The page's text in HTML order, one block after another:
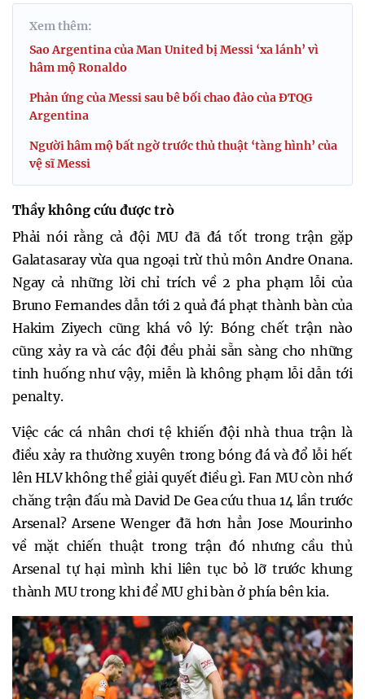
Xem thêm:
Sao Argentina của Man United bị Messi ‘xa lánh’ vì
hâm mộ Ronaldo
Phản ứng của Messi sau bê bối chao đảo của ĐTQG
Argentina
Người hâm mộ bất ngờ trước thủ thuật ‘tàng hình’ của
vệ sĩ Messi
Thầy không cứu được trò
Phải nói rằng cả đội MU đã đá tốt trong trận gặp
Galatasaray vừa qua ngoại trừ thủ môn Andre Onana.
Ngay cả những lời chỉ trích về 2 pha phạm lỗi của
Bruno Fernandes dẫn tới 2 quả đá phạt thành bàn của
Hakim Ziyech cũng khá vô lý: Bóng chết trận nào
cũng xảy ra và các đội đều phải sẵn sàng cho những
tinh huống như vậy, miễn là không phạm lỗi dẫn tới
penalty.
Việc các cá nhân chơi tệ khiến đội nhà thua trận là
điều xảy ra thường xuyên trong bóng đá và đổ lỗi hết
lên HLV không thể giải quyết điều gì. Fan MU còn nhớ
chăng trận đấu mà David De Gea cứu thua 14 lần trước
Arsenal? Arsene Wenger đã hơn hẳn Jose Mourinho
về mặt chiến thuật trong trận đó nhưng cầu thủ
Arsenal tự hại mình khi liên tục bỏ lỡ trước khung
thành MU trong khi để MU ghi bàn ở phía bên kia.